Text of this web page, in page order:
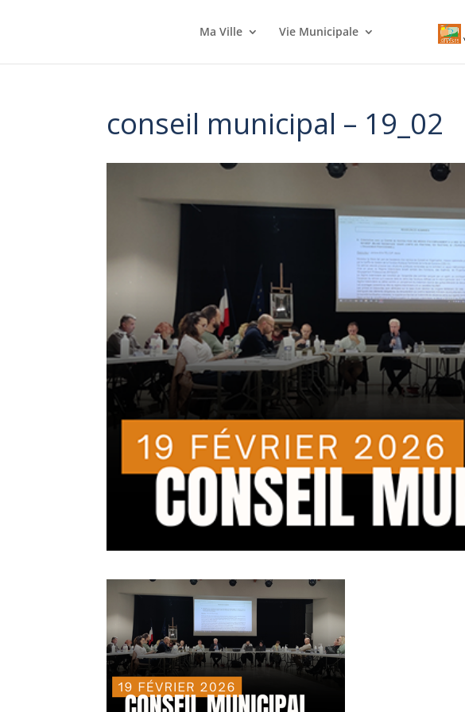
Ma Ville Vie Municipale
conseil municipal – 19_02